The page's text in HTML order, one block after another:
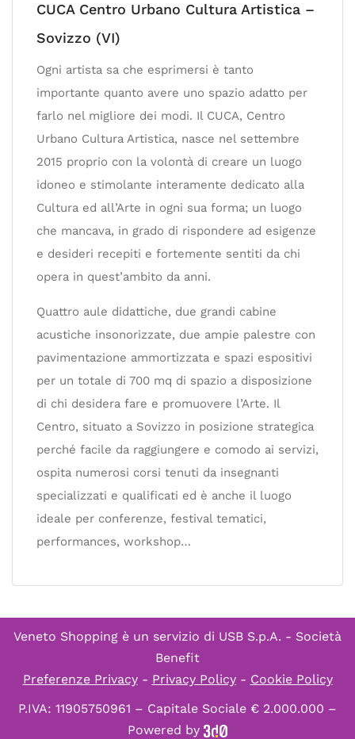
CUCA Centro Urbano Cultura Artistica –
Sovizzo (VI)
Ogni artista sa che esprimersi è tanto
importante quanto avere uno spazio adatto per
farlo nel migliore dei modi. Il CUCA, Centro
Urbano Cultura Artistica, nasce nel settembre
2015 proprio con la volontà di creare un luogo
idoneo e stimolante interamente dedicato alla
Cultura ed all’Arte in ogni sua forma; un luogo
che mancava, in grado di rispondere ad esigenze
e desideri recepiti e fortemente sentiti da chi
opera in quest’ambito da anni.
Quattro aule didattiche, due grandi cabine
acustiche insonorizzate, due ampie palestre con
pavimentazione ammortizzata e spazi espositivi
per un totale di 700 mq di spazio a disposizione
di chi desidera fare e promuovere l’Arte. Il
Centro, situato a Sovizzo in posizione strategica
perché facile da raggiungere e comodo ai servizi,
ospita numerosi corsi tenuti da insegnanti
specializzati e qualificati ed è anche il luogo
ideale per conferenze, festival tematici,
performances, workshop…
Veneto Shopping è un servizio di USB S.p.A. - Società
Benefit
Preferenze Privacy- Privacy Policy- Cookie Policy
P.IVA: 11905750961 – Capitale Sociale € 2.000.000 –
Powered by